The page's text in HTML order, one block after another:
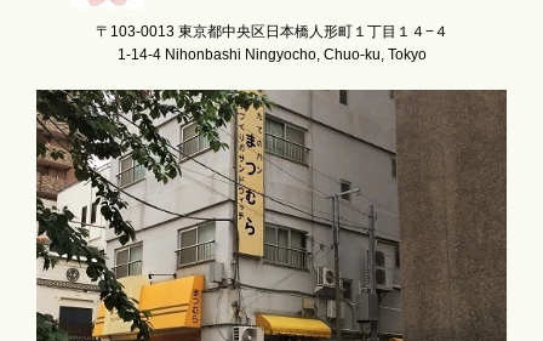
〒103-0013 東京都中央区日本橋人形町１丁目１４−４
1-14-4 Nihonbashi Ningyocho, Chuo-ku, Tokyo